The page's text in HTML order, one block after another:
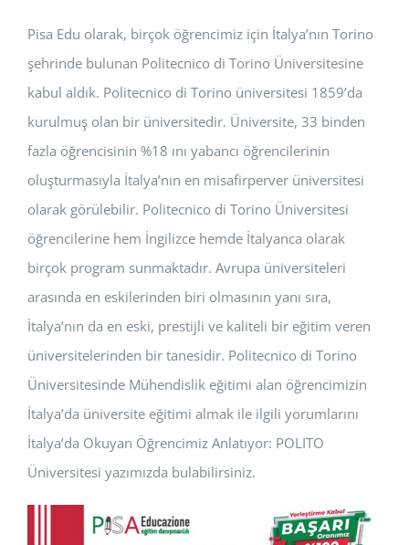
Pisa Edu olarak, birçok öğrencimiz için İtalya’nın Torino
şehrinde bulunan Politecnico di Torino Üniversitesine
kabul aldık. Politecnico di Torino üniversitesi 1859’da
kurulmuş olan bir üniversitedir. Üniversite, 33 binden
fazla öğrencisinin %18 ını yabancı öğrencilerinin
oluşturmasıyla İtalya’nın en misafirperver üniversitesi
olarak görülebilir. Politecnico di Torino Üniversitesi
öğrencilerine hem İngilizce hemde İtalyanca olarak
birçok program sunmaktadır. Avrupa üniversiteleri
arasında en eskilerinden biri olmasının yanı sıra,
İtalya’nın da en eski, prestijli ve kaliteli bir eğitim veren
üniversitelerinden bir tanesidir. Politecnico di Torino
Üniversitesinde Mühendislik eğitimi alan öğrencimizin
İtalya’da üniversite eğitimi almak ile ilgili yorumlarını
İtalya’da Okuyan Öğrencimiz Anlatıyor: POLITO
Üniversitesi yazımızda bulabilirsiniz.